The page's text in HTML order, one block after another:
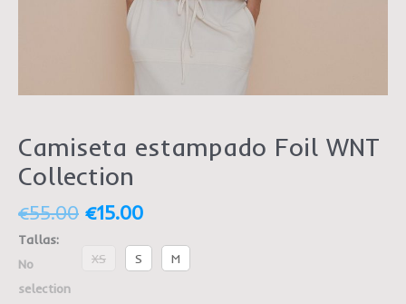
Camiseta estampado Foil WNT
Collection
€55.00 €15.00
Tallas:
No
selection
XS S M